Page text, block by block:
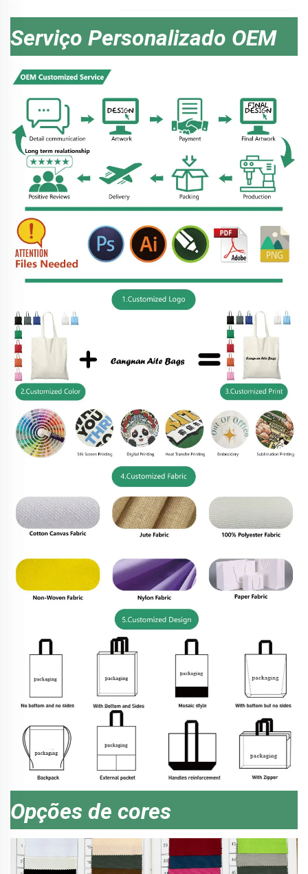
Serviço Personalizado OEM
Opções de cores